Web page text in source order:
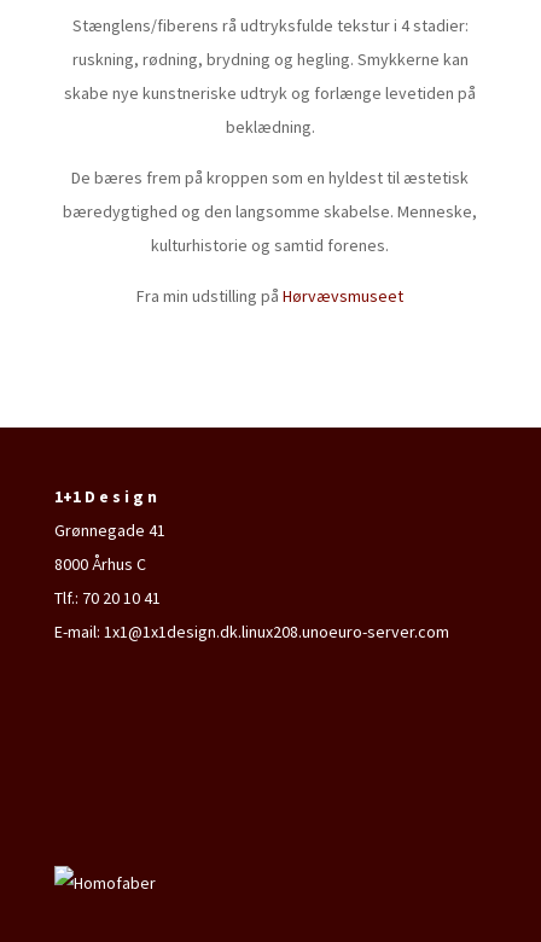
Stænglens/fiberens rå udtryksfulde tekstur i 4 stadier:
ruskning, rødning, brydning og hegling. Smykkerne kan
skabe nye kunstneriske udtryk og forlænge levetiden på
beklædning.
De bæres frem på kroppen som en hyldest til æstetisk
bæredygtighed og den langsomme skabelse. Menneske,
kulturhistorie og samtid forenes.
Fra min udstilling påHørvævsmuseet
1+1 D e s i g n
Grønnegade 41
8000 Århus C
Tlf.: 70 20 10 41
E-mail: 1x1@1x1design.dk.linux208.unoeuro-server.com